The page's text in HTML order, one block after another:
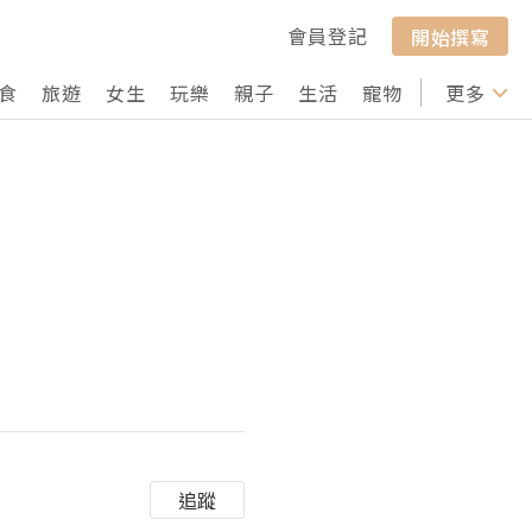
會員登記
開始撰寫
旅遊 女生 玩樂 親子 生活 寵物 行山 打卡
更多
追蹤